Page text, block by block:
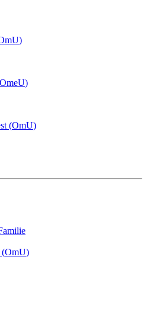
)
OmeU)
(OmU)
(OmU)